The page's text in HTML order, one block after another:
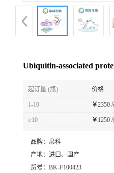
Ubiquitin-associated
起订量 (瓶) 价格
1-10 ￥2350
≥10 ￥ 1250
品牌： 帛科
产地： 进口、国产
货号： BK-F100423